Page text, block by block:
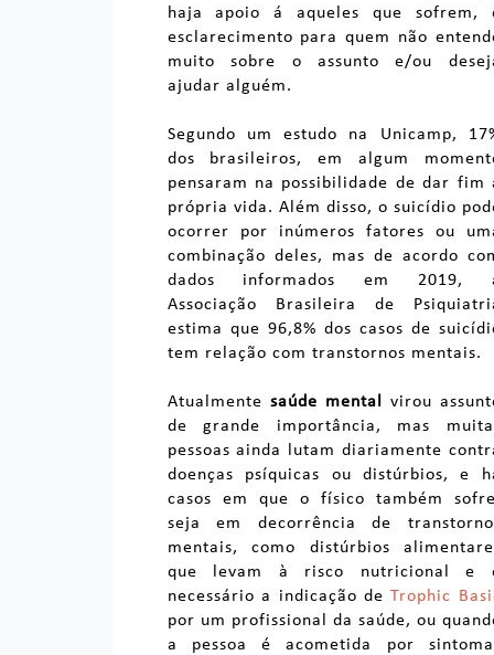
haja apoio á aqueles que sofrem,
esclarecimento para quem não
muito sobre o assunto e/ou
ajudar alguém.
Segundo um estudo na Unicamp,
dos brasileiros, em algum
pensaram na possibilidade de dar fim
própria vida. Além disso, o suicídio
ocorrer por inúmeros fatores ou
combinação deles, mas de acordo
dados informados em 2019,
Associação Brasileira de
estima que 96,8% dos casos de
tem relação com transtornos mentais.
Atualmente saúde mental virou
de grande importância, mas
pessoas ainda lutam diariamente
doenças psíquicas ou distúrbios, e
casos em que o físico também
seja em decorrência de
mentais, como distúrbios
que levam à risco nutricional e
necessário a indicação deTrophic
por um profissional da saúde, ou
a pessoa é acometida por